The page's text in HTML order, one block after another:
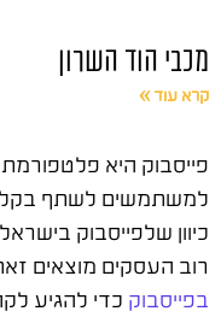
מכבי הוד השרון
קרא עוד »
פייסבוק היא
למשתמשים לשתף
כיוון שלפייסבוק
רוב העסקים מוצאים
בפייסבוק כדי להגיע